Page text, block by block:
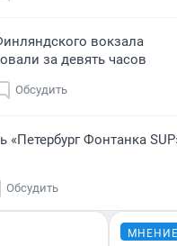
вокзала
за девять часов
Обсудить
«Петербург Фонтанка
Обсудить
МНЕНИЕ